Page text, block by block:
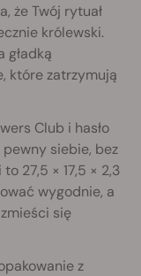
że Twój rytuał
królewski.
gładką
które zatrzymują
Club i hasło
siebie, bez
27,5 × 17,5 × 2,3
wygodnie, a
się
z